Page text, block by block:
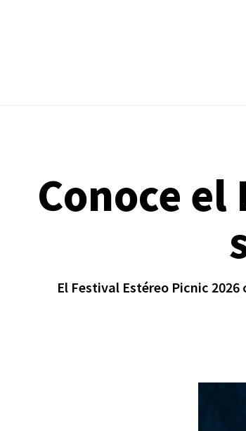
Conoce el
El Festival Estéreo Picnic